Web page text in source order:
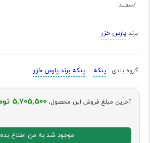
/سفید
برند پارس خزر
گروه بندی : پنکه پنکه برند پارس خزر
آخرین مبلغ فروش این محصول، 5,705,500 تومان
موجود شد به من اطلاع بده